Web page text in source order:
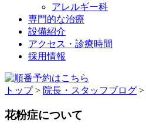
アレルギー科
専門的な治療
設備紹介
アクセス・診療時間
採用情報
トップ> 院長・スタッフブログ >
花粉症について